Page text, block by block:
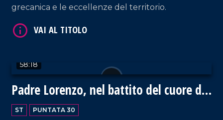
grecanica e le eccellenze del territorio.
58:18
Padre Lorenzo, nel battito del cuore di
Dio
ST PUNTATA 30
VAI AL TITOLO
VAI AL TITOLO